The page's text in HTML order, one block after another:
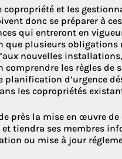
copropriété et les
donc se préparer à ces
qui entreront en
que plusieurs obligations
nouvelles
comprendre les règles de
planification d’urgence
les copropriétés
près la mise en œuvre de
et tiendra ses membres
ou mise à jour